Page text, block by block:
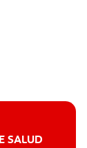
SALUD